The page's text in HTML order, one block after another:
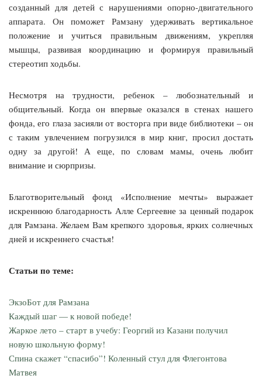
созданный для детей с нарушениями опорно-двигательного
аппарата. Он поможет Рамзану удерживать вертикальное
положение и учиться правильным движениям, укрепляя
мышцы, развивая координацию и формируя правильный
стереотип ходьбы.
Несмотря на трудности, ребенок – любознательный и
общительный. Когда он впервые оказался в стенах нашего
фонда, его глаза засияли от восторга при виде библиотеки – он
с таким увлечением погрузился в мир книг, просил достать
одну за другой! А еще, по словам мамы, очень любит
внимание и сюрпризы.
Благотворительный фонд «Исполнение мечты» выражает
искреннюю благодарность Алле Сергеевне за ценный подарок
для Рамзана. Желаем Вам крепкого здоровья, ярких солнечных
дней и искреннего счастья!
Статьи по теме:
ЭкзоБот для Рамзана
Каждый шаг — к новой победе!
Жаркое лето – старт в учебу: Георгий из Казани получил
новую школьную форму!
Спина скажет “спасибо”! Коленный стул для Флегонтова
Матвея